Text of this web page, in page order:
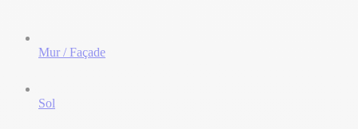
Mur / Façade
Sol